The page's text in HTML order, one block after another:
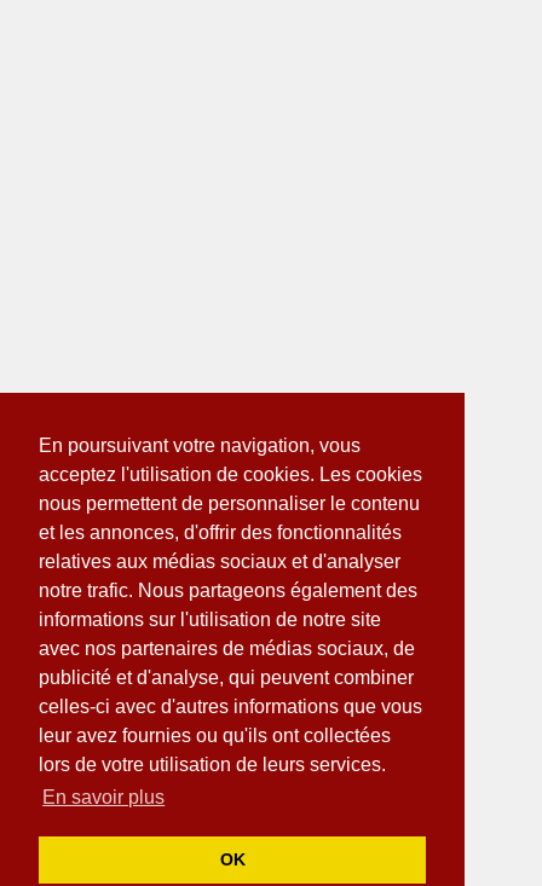
En poursuivant votre navigation, vous
acceptez l'utilisation de cookies. Les cookies
nous permettent de personnaliser le contenu
et les annonces, d'offrir des fonctionnalités
relatives aux médias sociaux et d'analyser
notre trafic. Nous partageons également des
informations sur l'utilisation de notre site
avec nos partenaires de médias sociaux, de
publicité et d'analyse, qui peuvent combiner
celles-ci avec d'autres informations que vous
leur avez fournies ou qu'ils ont collectées
lors de votre utilisation de leurs services.
En savoir plus
OK